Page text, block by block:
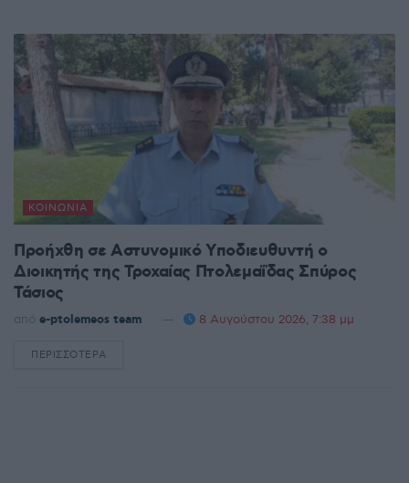
ΚΟΙΝΩΝΊΑ
Προήχθη σε Αστυνομικό Υποδιευθυντή ο
Διοικητής της Τροχαίας Πτολεμαΐδας Σπύρος
Τάσιος
από e-ptolemeos team 8 Αυγούστου 2026, 7:38 μμ
ΠΕΡΙΣΣΌΤΕΡΑ